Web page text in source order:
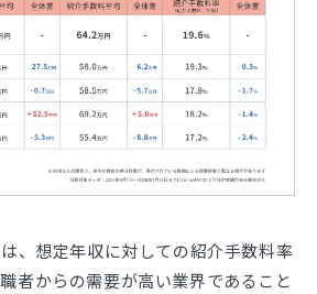
、想定年収に対しての紹介手数料率
者からの需要が高い業界であること